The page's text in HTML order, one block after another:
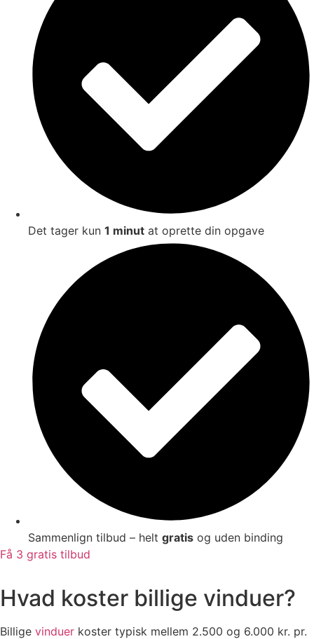
Det tager kun 1 minut at oprette din opgave
Sammenlign tilbud – helt gratis og uden binding
Få 3 gratis tilbud
Hvad koster billige vinduer?
Billige vinduer koster typisk mellem 2.500 og 6.000 kr. pr.